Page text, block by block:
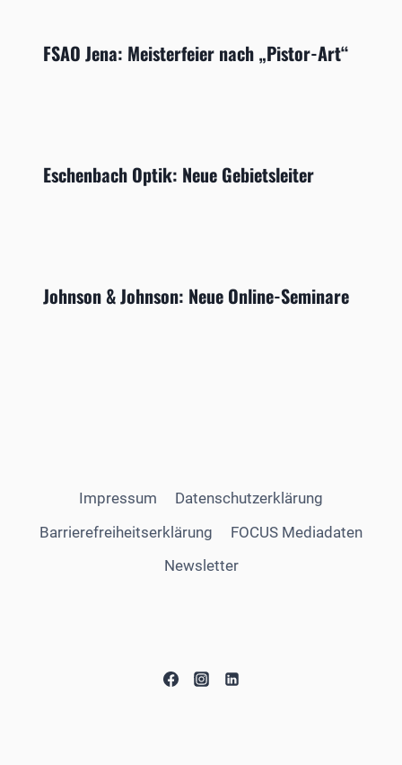
FSAO Jena: Meisterfeier nach „Pistor-Art“
Eschenbach Optik: Neue Gebietsleiter
Johnson & Johnson: Neue Online-Seminare
Impressum
Datenschutzerklärung
Barrierefreiheitserklärung
FOCUS Mediadaten
Newsletter